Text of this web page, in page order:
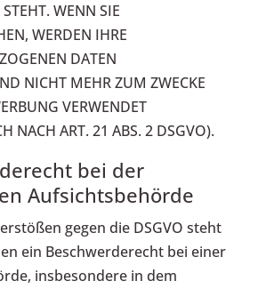
WENN SIE
WERDEN IHRE
DATEN
NICHT MEHR ZUM ZWECKE
VERWENDET
NACH ART. 21 ABS. 2 DSGVO).
bei der
Aufsichts­behörde
gegen die DSGVO steht
ein Beschwerderecht bei einer
insbesondere in dem